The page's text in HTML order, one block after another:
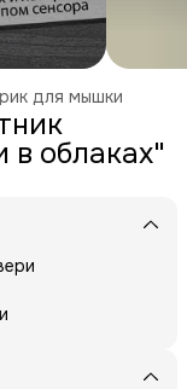
для мышки
в облаках"